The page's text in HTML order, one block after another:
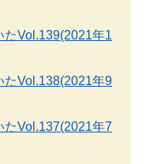
たVol.139(2021年1
たVol.138(2021年9
たVol.137(2021年7